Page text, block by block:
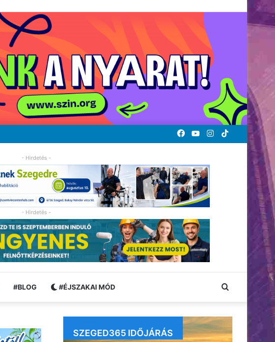
TikTok
Instagram
YouTube
Facebook
- Hirdetés -
- Hirdetés -
#BLOG #ÉJSZAKAI MÓD Keresés:
SZEGED365 IDŐJÁRÁS